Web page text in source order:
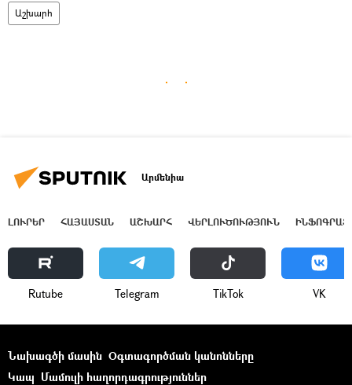
Աշխարհ
Արմենիա
ԼՈՒՐԵՐ ՀԱՅԱՍՏԱՆ ԱՇԽԱՐՀ ՎԵՐԼՈՒԾՈՒԹՅՈՒՆ
Rutube Telegram ТikТоk VK
Նախագծի մասին Օգտագործման կանոնները
Կապ Մամուլի հաղորդագրություններ